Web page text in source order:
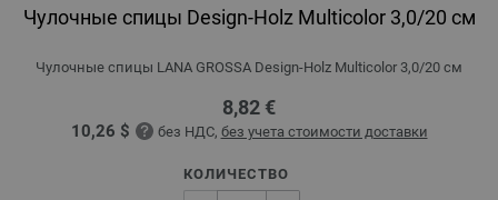
Чулочные спицы Design-Holz Multicolor 3,0/20 см
Чулочные спицы LANA GROSSA Design-Holz Multicolor 3,0/20 см
8,82 €
10,26 $ без НДС, без учета стоимости доставки
КОЛИЧЕСТВО